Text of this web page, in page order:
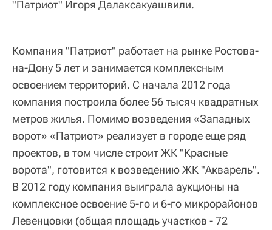
"Патриот" Игоря Далаксакуашвили.
Компания "Патриот" работает на рынке Ростова-
на-Дону 5 лет и занимается комплексным
освоением территорий. С начала 2012 года
компания построила более 56 тысяч квадратных
метров жилья. Помимо возведения «Западных
ворот» «Патриот» реализует в городе еще ряд
проектов, в том числе строит ЖК "Красные
ворота", готовится к возведению ЖК "Акварель".
В 2012 году компания выиграла аукционы на
комплексное освоение 5-го и 6-го микрорайонов
Левенцовки (общая площадь участков - 72